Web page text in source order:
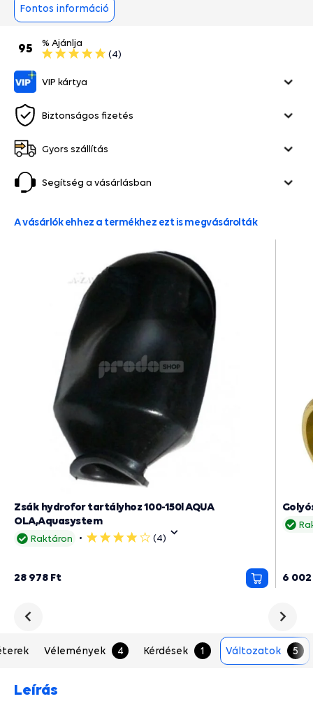
Fontos információ
% Ajánlja
(4)
95
VIP kártya
Biztonságos fizetés
Gyors szállítás
Segítség a vásárlásban
A vásárlók ehhez a termékhez ezt is megvásárolták
Raktáron
4
(4)
Zsák hydrofor tartályhoz 100-150l AQUA
OLA,Aquasystem
28 978 Ft
Kosárba
6
Vélemények 4 Kérdések 1 Változatok 5
Leírás